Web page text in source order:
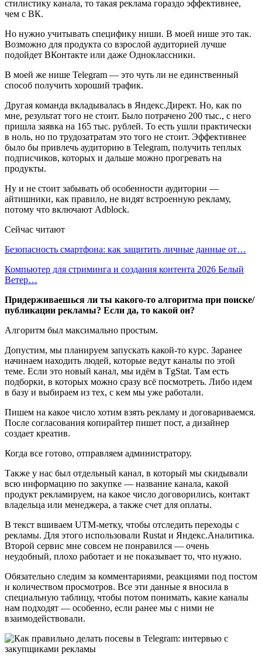
стилистику канала, то такая реклама гораздо эффективнее,
чем с ВК.
Но нужно учитывать специфику ниши. В моей нише это так.
Возможно для продукта со взрослой аудиторией лучше
подойдет ВКонтакте или даже Одноклассники.
В моей же нише Telegram — это чуть ли не единственный
способ получить хороший трафик.
Другая команда вкладывалась в Яндекс.Директ. Но, как по
мне, результат того не стоит. Было потрачено 200 тыс., с него
пришла заявка на 165 тыс. рублей. То есть ушли практически
в ноль, но по трудозатратам это того не стоит. Эффективнее
было бы привлечь аудиторию в Telegram, получить теплых
подписчиков, которых и дальше можно прогревать на
продукты.
Ну и не стоит забывать об особенности аудитории —
айтишники, как правило, не видят встроенную рекламу,
потому что включают Adblock.
Сейчас читают
Безопасность смартфона: как защитить личные данные от…
Компьютер для стриминга и создания контента 2026 Белый
Ветер…
Придерживаешься ли ты какого-то алгоритма при поиске/
публикации рекламы? Если да, то какой он?
Алгоритм был максимально простым.
Допустим, мы планируем запускать какой-то курс. Заранее
начинаем находить людей, которые ведут каналы по этой
теме. Если это новый канал, мы идём в TgStat. Там есть
подборки, в которых можно сразу всё посмотреть. Либо идем
в базу и выбираем из тех, с кем мы уже работали.
Пишем на какое число хотим взять рекламу и договариваемся.
После согласования копирайтер пишет пост, а дизайнер
создает креатив.
Когда все готово, отправляем администратору.
Также у нас был отдельный канал, в который мы скидывали
всю информацию по закупке — название канала, какой
продукт рекламируем, на какое число договорились, контакт
владельца или менеджера, а также счет для оплаты.
В текст вшиваем UTM-метку, чтобы отследить переходы с
рекламы. Для этого использовали Rustat и Яндекс.Аналитика.
Второй сервис мне совсем не понравился — очень
неудобный, плохо работает и не показывает то, что нужно.
Обязательно следим за комментариями, реакциями под постом
и количеством просмотров. Все эти данные я вносила в
специальную таблицу, чтобы потом понимать, какие каналы
нам подходят — особенно, если ранее мы с ними не
взаимодействовали.